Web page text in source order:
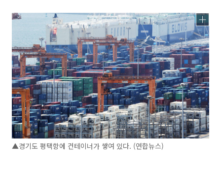
▲경기도 평택항에 컨테이너가 쌓여 있다. (연합뉴스)